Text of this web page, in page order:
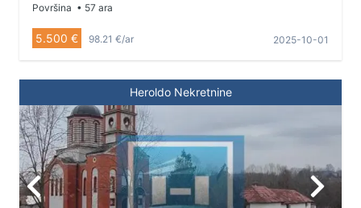
poljoprivrednih kultura,sadnju voća
više informacija kontakt
0658222445
Površina • 57 ara
5.500 € 98.21 €/ar 2025-10-01
Heroldo Nekretnine